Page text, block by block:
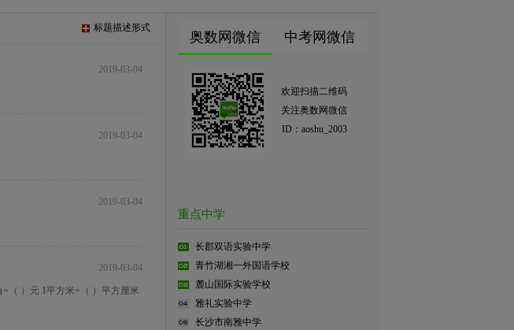
标题描述形式
2019-03-04
2019-03-04
2019-03-04
2019-03-04
（ ）元 1平方米=（ ）平方厘米
奥数网微信 中考网微信
欢迎扫描二维码
关注奥数网微信
ID：aoshu_2003
重点中学
长郡双语实验中学
青竹湖湘一外国语学校
麓山国际实验学校
雅礼实验中学
长沙市南雅中学